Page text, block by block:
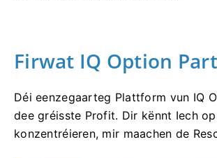
Firwat IQ Option
Déi eenzegaarteg Plattform vun IQ
dee gréisste Profit. Dir kënnt Iech
konzentréieren, mir maachen de